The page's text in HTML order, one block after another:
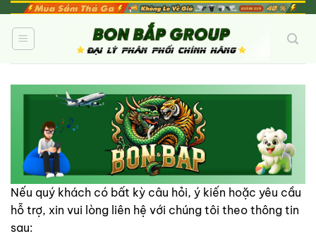
qua
dung
Nếu quý khách có bất kỳ câu hỏi, ý kiến hoặc yêu cầu
hỗ trợ, xin vui lòng liên hệ với chúng tôi theo thông tin
sau: